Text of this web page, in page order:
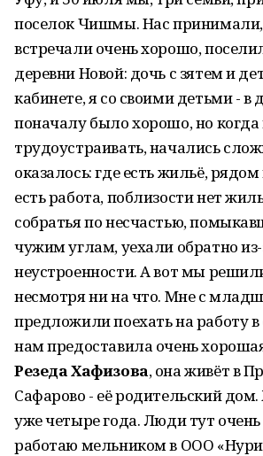
поселок Чишмы. Нас принимали,
встречали очень хорошо,
деревни Новой: дочь с зятем и
кабинете, я со своими детьми - в
поначалу было хорошо, но когда
трудоустраивать, начались
оказалось: где есть жильё,
есть работа, поблизости нет
собратья по несчастью,
чужим углам, уехали обратно
неустроенности. А вот мы
несмотря ни на что. Мне с
предложили поехать на работу
нам предоставила очень
Резеда Хафизова, она живёт в
Сафарово - её родительский
уже четыре года. Люди тут
работаю мельником в ООО